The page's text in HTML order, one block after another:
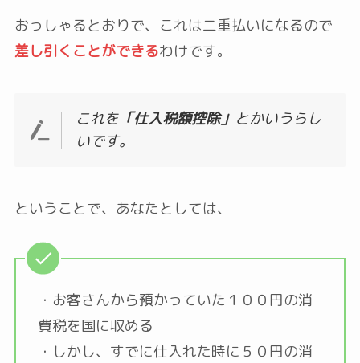
おっしゃるとおりで、これは二重払いになるので
差し引くことができるわけです。
これを 「仕入税額控除」 とかいうらし
いです。
ということで、あなたとしては、
・お客さんから預かっていた１００円の消
費税を国に収める
・しかし、すでに仕入れた時に５０円の消